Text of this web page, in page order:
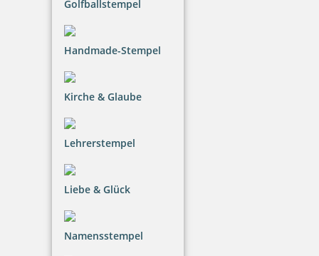
Golfballstempel
Handmade-Stempel
Kirche & Glaube
Lehrerstempel
Liebe & Glück
Namensstempel
18,97 €
inkl. 20.00 % Mwst.